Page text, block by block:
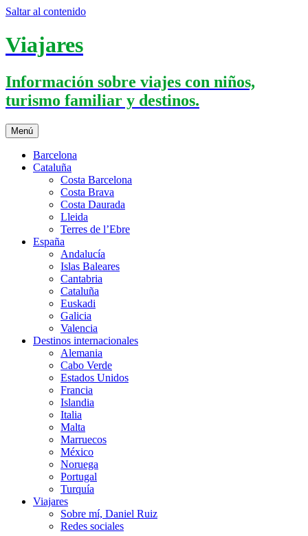
Saltar al contenido
Viajares
Información sobre viajes con niños,
turismo familiar y destinos.
Menú
Barcelona
Cataluña
Costa Barcelona
Costa Brava
Costa Daurada
Lleida
Terres de l’Ebre
España
Andalucía
Islas Baleares
Cantabria
Cataluña
Euskadi
Galicia
Valencia
Destinos internacionales
Alemania
Cabo Verde
Estados Unidos
Francia
Islandia
Italia
Malta
Marruecos
México
Noruega
Portugal
Turquía
Viajares
Sobre mí, Daniel Ruiz
Redes sociales